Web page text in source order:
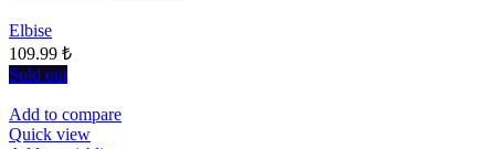
Elbise
109.99 ₺
Sold out
Add to compare
Quick view